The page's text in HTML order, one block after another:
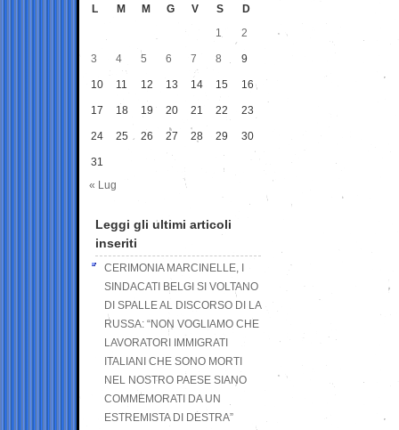
L M M G V S
D
1
2
3 4 5 6 7 8 9
10 11 12 13 14 15 16
17 18 19 20 21 22 23
24 25 26 27 28 29 30
31
« Lug
Leggi gli ultimi articoli
inseriti
CERIMONIA MARCINELLE, I
SINDACATI BELGI SI VOLTANO
DI SPALLE AL DISCORSO DI LA
RUSSA: “NON VOGLIAMO CHE
LAVORATORI IMMIGRATI
ITALIANI CHE SONO MORTI
NEL NOSTRO PAESE SIANO
COMMEMORATI DA UN
ESTREMISTA DI DESTRA”